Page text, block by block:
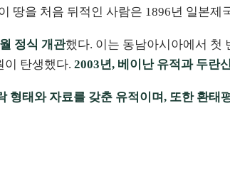
땅을 처음 뒤적인 사람은 1896년 일본
정식 개관했다. 이는 동남아시아에서 첫
이 탄생했다. 2003년, 베이난 유적과 두란
태와 자료를 갖춘 유적이며, 또한 환태